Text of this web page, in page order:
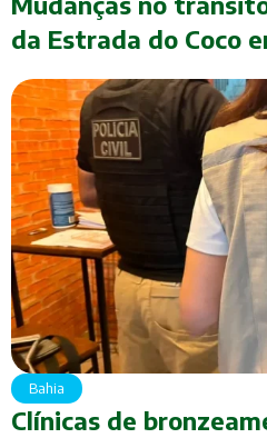
da Estrada do Coco
Bahia
Clínicas de